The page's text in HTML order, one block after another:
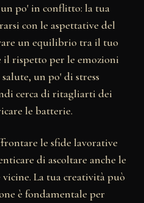
po' in conflitto: la tua
con le aspettative del
un equilibrio tra il tuo
rispetto per le emozioni
un po' di stress
cerca di ritagliarti dei
le batterie.
le sfide lavorative
di ascoltare anche le
vicine. La tua creatività può
è fondamentale per